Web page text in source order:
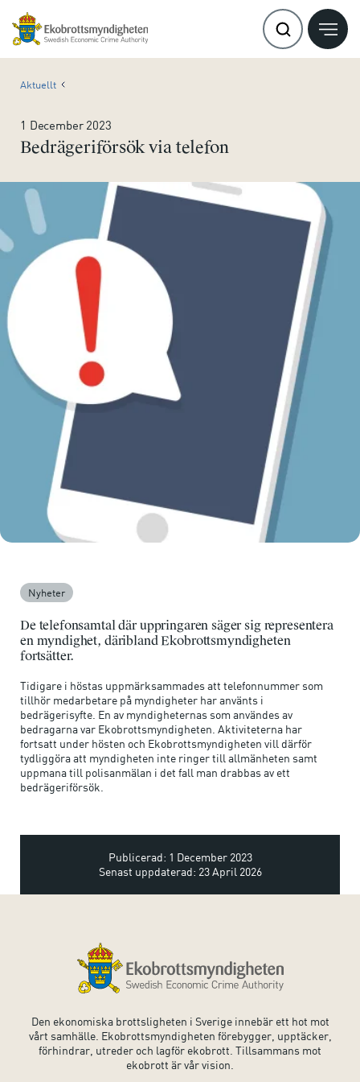
Aktuellt
1 December 2023
Bedrägeriförsök via telefon
Nyheter
De telefonsamtal där uppringaren säger sig representera
en myndighet, däribland Ekobrottsmyndigheten
fortsätter.
Tidigare i höstas uppmärksammades att telefonnummer som
tillhör medarbetare på myndigheter har använts i
bedrägerisyfte. En av myndigheternas som användes av
bedragarna var Ekobrottsmyndigheten. Aktiviteterna har
fortsatt under hösten och Ekobrottsmyndigheten vill därför
tydliggöra att myndigheten inte ringer till allmänheten samt
uppmana till polisanmälan i det fall man drabbas av ett
bedrägeriförsök.
Publicerad: 1 December 2023
Senast uppdaterad: 23 April 2026
Den ekonomiska brottsligheten i Sverige innebär ett hot mot
vårt samhälle. Ekobrottsmyndigheten förebygger, upptäcker,
förhindrar, utreder och lagför ekobrott. Tillsammans mot
ekobrott är vår vision.